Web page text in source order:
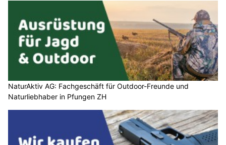
NaturAktiv AG: Fachgeschäft für Outdoor-Freunde und
Naturliebhaber in Pfungen ZH